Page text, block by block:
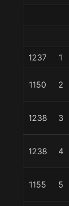
1237 1
1150 2
1238 3
1238 4
1155 5